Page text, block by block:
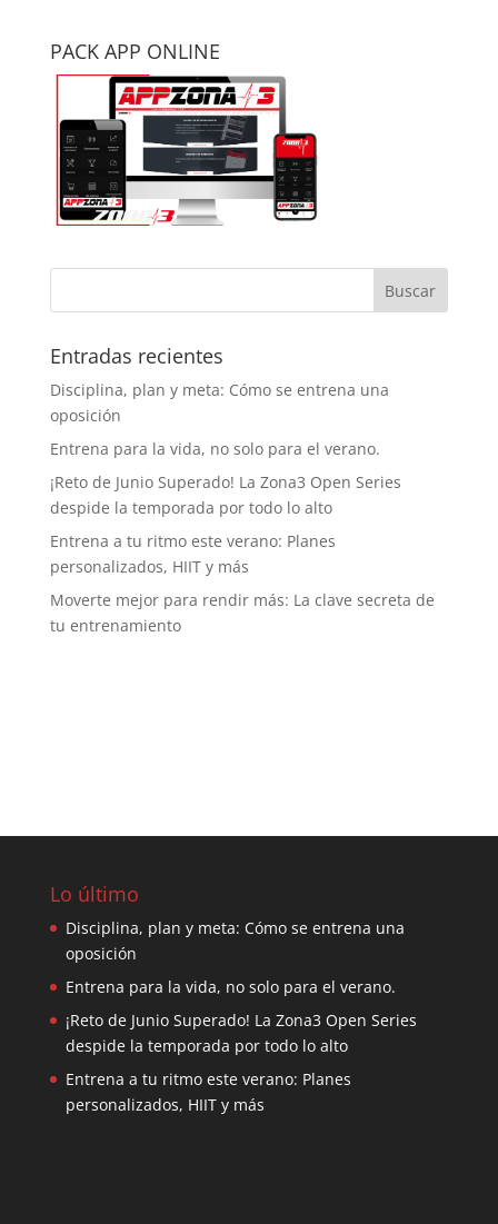
PACK APP ONLINE
Entradas recientes
Disciplina, plan y meta: Cómo se entrena una
oposición
Entrena para la vida, no solo para el verano.
¡Reto de Junio Superado! La Zona3 Open Series
despide la temporada por todo lo alto
Entrena a tu ritmo este verano: Planes
personalizados, HIIT y más
Moverte mejor para rendir más: La clave secreta de
tu entrenamiento
Lo último
Disciplina, plan y meta: Cómo se entrena una
oposición
Entrena para la vida, no solo para el verano.
¡Reto de Junio Superado! La Zona3 Open Series
despide la temporada por todo lo alto
Entrena a tu ritmo este verano: Planes
personalizados, HIIT y más